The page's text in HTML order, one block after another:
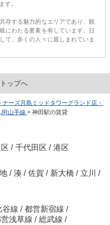
す。
存する魅力的なエリアであり、観
にわたる要素を有しています。日
て、多くの人々に親しまれていま
ップへ
ーズ月島ミッドタワーグランド店・
JR山手線 > 神田駅の賃貸
/ 千代田区 / 港区
/ 湊 / 佐賀 / 新大橋 / 立川 /
谷線 / 都営新宿線 /
浅草線 / 総武線 /